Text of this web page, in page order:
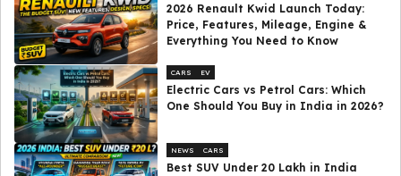
2026 Renault Kwid Launch Today:
Price, Features, Mileage, Engine &
Everything You Need to Know
CARS EV
Electric Cars vs Petrol Cars: Which
One Should You Buy in India in 2026?
NEWS CARS
Best SUV Under ₹20 Lakh in India